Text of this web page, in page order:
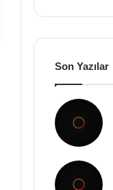
Son Yazılar